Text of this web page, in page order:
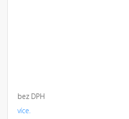
bez DPH
více.